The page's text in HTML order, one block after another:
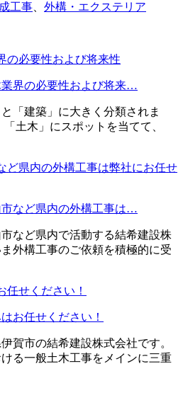
工事 外構・エクステリア
業界の必要性および将来…
「建築」に大きく分類されま
土木」にスポットを当てて、
など県内の外構工事は…
など県内で活動する結希建設株
外構工事のご依頼を積極的に受
お任せください！
賀市の結希建設株式会社です。
る一般土木工事をメインに三重